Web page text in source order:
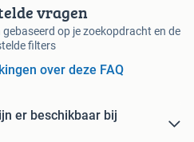
vragen
op je zoekopdracht en de
filters
over deze FAQ
er beschikbaar bij